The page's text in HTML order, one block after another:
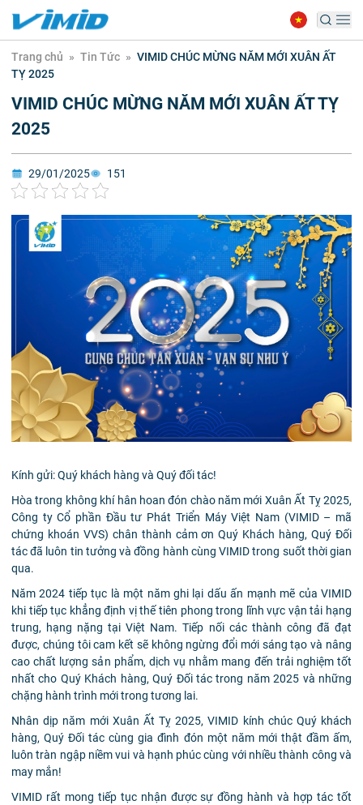
Trang chủ » Tin Tức » VIMID CHÚC MỪNG NĂM MỚI XUÂN ẤT
TỴ 2025
VIMID CHÚC MỪNG NĂM MỚI XUÂN ẤT TỴ
2025
29/01/2025 151
Kính gửi: Quý khách hàng và Quý đối tác!
Hòa trong không khí hân hoan đón chào năm mới Xuân Ất Tỵ 2025,
Công ty Cổ phần Đầu tư Phát Triển Máy Việt Nam (VIMID – mã
chứng khoán VVS) chân thành cảm ơn Quý Khách hàng, Quý Đối
tác đã luôn tin tưởng và đồng hành cùng VIMID trong suốt thời gian
qua.
Năm 2024 tiếp tục là một năm ghi lại dấu ấn mạnh mẽ của VIMID
khi tiếp tục khẳng định vị thế tiên phong trong lĩnh vực vận tải hạng
trung, hạng nặng tại Việt Nam. Tiếp nối các thành công đã đạt
được, chúng tôi cam kết sẽ không ngừng đổi mới sáng tạo và nâng
cao chất lượng sản phẩm, dịch vụ nhằm mang đến trải nghiệm tốt
nhất cho Quý Khách hàng, Quý Đối tác trong năm 2025 và những
chặng hành trình mới trong tương lai.
Nhân dịp năm mới Xuân Ất Tỵ 2025, VIMID kính chúc Quý khách
hàng, Quý Đối tác cùng gia đình đón một năm mới thật đầm ấm,
luôn tràn ngập niềm vui và hạnh phúc cùng với nhiều thành công và
may mắn!
VIMID rất mong tiếp tục nhận được sự đồng hành và hợp tác tốt